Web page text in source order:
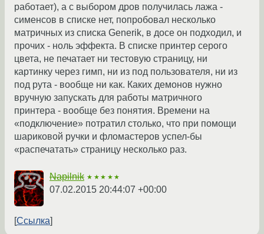
работает), а с выбором дров получилась лажа -
сименсов в списке нет, попробовал несколько
матричных из списка Generik, в досе он подходил, и
прочих - ноль эффекта. В списке принтер серого
цвета, не печатает ни тестовую страницу, ни
картинку через гимп, ни из под пользователя, ни из
под рута - вообще ни как. Каких демонов нужно
вручную запускать для работы матричного
принтера - вообще без понятия. Времени на
«подключение» потратил столько, что при помощи
шариковой ручки и фломастеров успел-бы
«распечатать» страницу несколько раз.
Napilnik ★★★★★
07.02.2015 20:44:07 +00:00
Ссылка